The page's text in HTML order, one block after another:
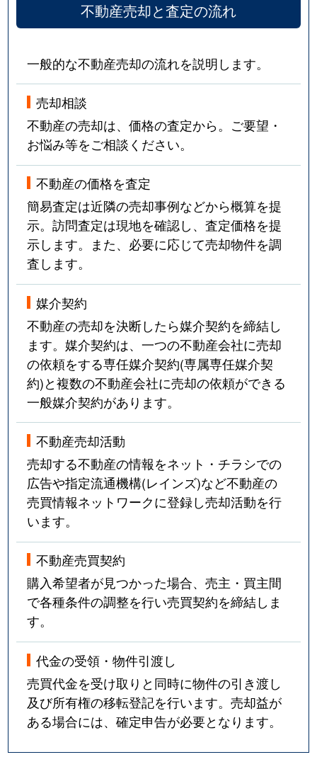
不動産売却と査定の流れ
一般的な不動産売却の流れを説明します。
売却相談
不動産の売却は、価格の査定から。ご要望・
お悩み等をご相談ください。
不動産の価格を査定
簡易査定は近隣の売却事例などから概算を提
示。訪問査定は現地を確認し、査定価格を提
示します。また、必要に応じて売却物件を調
査します。
媒介契約
不動産の売却を決断したら媒介契約を締結し
ます。媒介契約は、一つの不動産会社に売却
の依頼をする専任媒介契約(専属専任媒介契
約)と複数の不動産会社に売却の依頼ができる
一般媒介契約があります。
不動産売却活動
売却する不動産の情報をネット・チラシでの
広告や指定流通機構(レインズ)など不動産の
売買情報ネットワークに登録し売却活動を行
います。
不動産売買契約
購入希望者が見つかった場合、売主・買主間
で各種条件の調整を行い売買契約を締結しま
す。
代金の受領・物件引渡し
売買代金を受け取りと同時に物件の引き渡し
及び所有権の移転登記を行います。売却益が
ある場合には、確定申告が必要となります。